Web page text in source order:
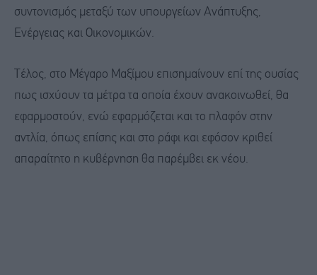
συντονισμός μεταξύ των υπουργείων Ανάπτυξης,
Ενέργειας και Οικονομικών.
Τέλος, στο Μέγαρο Μαξίμου επισημαίνουν επί της ουσίας
πως ισχύουν τα μέτρα τα οποία έχουν ανακοινωθεί, θα
εφαρμοστούν, ενώ εφαρμόζεται και το πλαφόν στην
αντλία, όπως επίσης και στο ράφι και εφόσον κριθεί
απαραίτητο η κυβέρνηση θα παρέμβει εκ νέου.